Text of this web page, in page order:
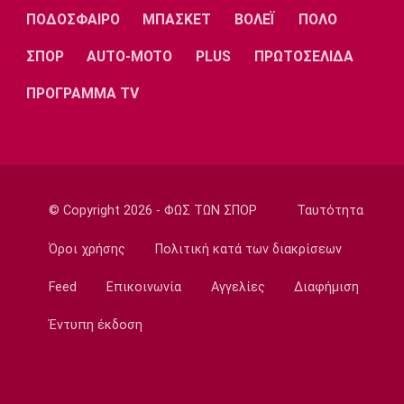
Ρήγα: «Τα κορίτσια δείχνουν έτοιμα να
πετύχουν κάτι όμορφο»
Ποδόσφαιρο - Ελλάδα
προσθήκη κάθε ομάδας
ΠΑΟΚ: Χειρουργήθηκε ο Μεϊτέ
ΠΟΔΟΣΦΑΙΡΟ ΜΠΑΣΚΕΤ ΒΟΛΕΪ ΠΟΛΟ
ΣΠΟΡ AUTO-MOTO PLUS ΠΡΩΤΟΣΕΛΙΔΑ
ΠΡΟΓΡΑΜΜΑ TV
© Copyright 2026 - ΦΩΣ ΤΩΝ ΣΠΟΡ Ταυτότητα
Όροι χρήσης Πολιτική κατά των διακρίσεων
Feed Επικοινωνία Αγγελίες Διαφήμιση
Έντυπη έκδοση